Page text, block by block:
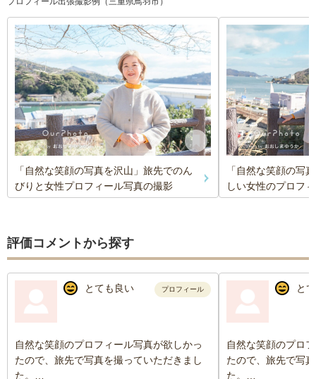
「自然な笑顔の写真を沢山」旅先でのん
びりと女性プロフィール写真の撮影
「自然な笑顔の写
しい女性のプロフ
評価コメントから探す
とても良い プロフィール
自然な笑顔のプロフィール写真が欲しかっ
たので、旅先で写真を撮っていただきまし
た。
と
自然な笑顔のプロ
たので、旅先で写
た。